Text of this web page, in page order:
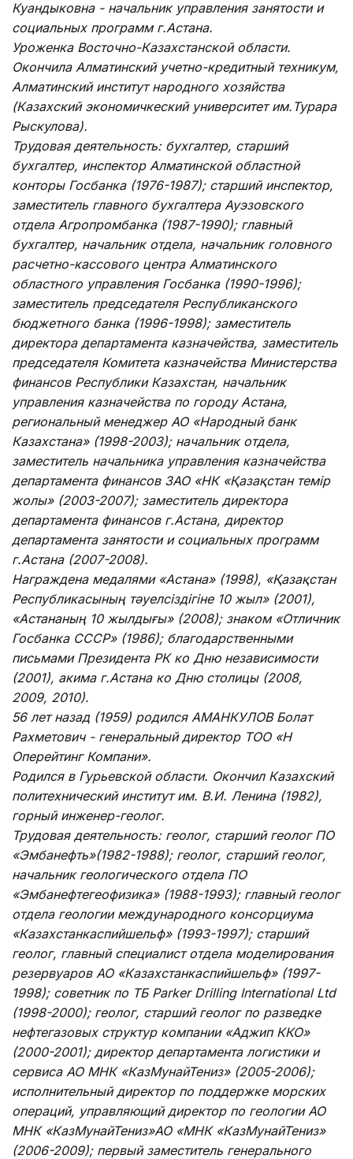
Куандыковна - начальник управления занятости и
социальных программ г.Астана.
Уроженка Восточно-Казахстанской области.
Окончила Алматинский учетно-кредитный техникум,
Алматинский институт народного хозяйства
(Казахский экономичкеский университет им.Турара
Рыскулова).
Трудовая деятельность: бухгалтер, старший
бухгалтер, инспектор Алматинской областной
конторы Госбанка (1976-1987); старший инспектор,
заместитель главного бухгалтера Ауэзовского
отдела Агропромбанка (1987-1990); главный
бухгалтер, начальник отдела, начальник головного
расчетно-кассового центра Алматинского
областного управления Госбанка (1990-1996);
заместитель председателя Республиканского
бюджетного банка (1996-1998); заместитель
директора департамента казначейства, заместитель
председателя Комитета казначейства Министерства
финансов Республики Казахстан, начальник
управления казначейства по городу Астана,
региональный менеджер АО «Народный банк
Казахстана» (1998-2003); начальник отдела,
заместитель начальника управления казначейства
департамента финансов ЗАО «НК «Қазақстан темір
жолы» (2003-2007); заместитель директора
департамента финансов г.Астана, директор
департамента занятости и социальных программ
г.Астана (2007-2008).
Награждена медалями «Астана» (1998), «Қазақстан
Республикасының тәуелсіздігіне 10 жыл» (2001),
«Астананың 10 жылдығы» (2008); знаком «Отличник
Госбанка СССР» (1986); благодарственными
письмами Президента РК ко Дню независимости
(2001), акима г.Астана ко Дню столицы (2008,
2009, 2010).
56 лет назад (1959) родился АМАНКУЛОВ Болат
Рахметович - генеральный директор ТОО «Н
Оперейтинг Компани».
Родился в Гурьевской области. Окончил Казахский
политехнический институт им. В.И. Ленина (1982),
горный инженер-геолог.
Трудовая деятельность: геолог, старший геолог ПО
«Эмбанефть»(1982-1988); геолог, старший геолог,
начальник геологического отдела ПО
«Эмбанефтегеофизика» (1988-1993); главный геолог
отдела геологии международного консорциума
«Казахстанкаспийшельф» (1993-1997); старший
геолог, главный специалист отдела моделирования
резервуаров АО «Казахстанкаспийшельф» (1997-
1998); советник по ТБ Parker Drilling International Ltd
(1998-2000); геолог, старший геолог по разведке
нефтегазовых структур компании «Аджип ККО»
(2000-2001); директор департамента логистики и
сервиса АО МНК «КазМунайТениз» (2005-2006);
исполнительный директор по поддержке морских
операций, управляющий директор по геологии АО
МНК «КазМунайТениз»АО «МНК «КазМунайТениз»
(2006-2009); первый заместитель генерального